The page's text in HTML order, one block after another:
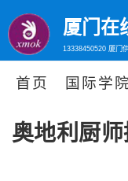
厦门在
13338450520 厦门
首页 国际学
奥地利厨